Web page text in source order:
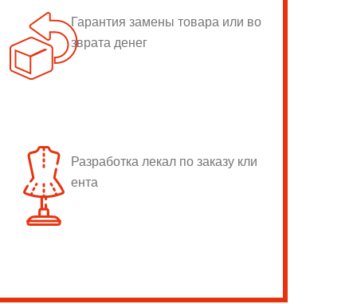
Гарантия замены товара или во
зврата денег
Разработка лекал по заказу кли
ента